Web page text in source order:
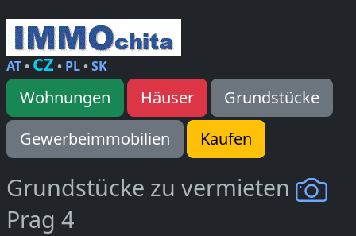
AT• CZ • PL•SK
Wohnungen Häuser
Grundstücke
Gewerbeimmobilien
Kaufen
Grundstücke zu vermieten
Prag 4